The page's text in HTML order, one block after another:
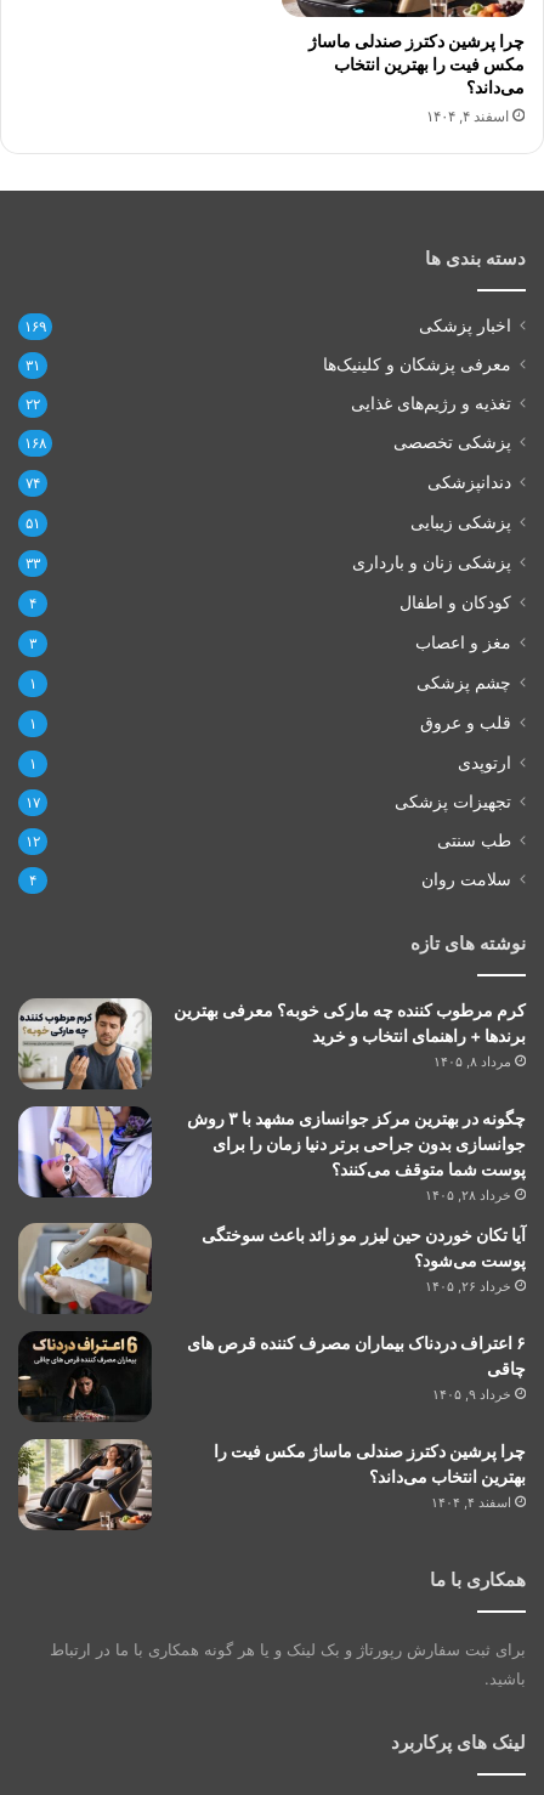
چرا پرشین دکترز صندلی ماساژ
مکس فیت را بهترین انتخاب
می‌داند؟
اسفند ۴, ۱۴۰۴
دسته بندی ها
اخبار پزشکی ۱۶۹
معرفی پزشکان و کلینیک‌ها ۳۱
تغذیه و رژیم‌های غذایی ۲۲
پزشکی تخصصی ۱۶۸
دندانپزشکی ۷۴
پزشکی زیبایی ۵۱
پزشکی زنان و بارداری ۳۳
کودکان و اطفال ۴
مغز و اعصاب ۳
چشم پزشکی ۱
قلب و عروق ۱
ارتوپدی ۱
تجهیزات پزشکی ۱۷
طب سنتی ۱۲
سلامت روان ۴
نوشته های تازه
کرم مرطوب کننده چه مارکی خوبه؟ معرفی بهترین
برندها + راهنمای انتخاب و خرید
مرداد ۸, ۱۴۰۵
چگونه در بهترین مرکز جوانسازی مشهد با ۳ روش
جوانسازی بدون جراحی برتر دنیا زمان را برای
پوست شما متوقف می‌کنند؟
خرداد ۲۸, ۱۴۰۵
آیا تکان خوردن حین لیزر مو زائد باعث سوختگی
پوست می‌شود؟
خرداد ۲۶, ۱۴۰۵
۶ اعتراف دردناک بیماران مصرف کننده قرص های
چاقی
خرداد ۹, ۱۴۰۵
چرا پرشین دکترز صندلی ماساژ مکس فیت را
بهترین انتخاب می‌داند؟
اسفند ۴, ۱۴۰۴
همکاری با ما
برای ثبت سفارش رپورتاژ و بک لینک و یا هر گونه همکاری با ما در ارتباط
باشید.
لینک های پرکاربرد